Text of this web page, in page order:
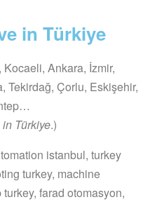
in Türkiye
Ankara, İzmir,
Tekirdağ, Çorlu, Eskişehir,
Türkiye.)
istanbul, turkey
turkey, machine
farad otomasyon,